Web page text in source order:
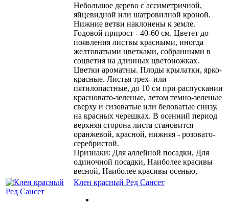
Небольшое дерево с ассиметричной,
яйцевидной или шатровилной кроной.
Нижние ветви наклонены к земле.
Годовой прирост - 40-60 см. Цветет до
появления листвы красными, иногда
желтоватыми цветками, собранными в
соцветия на длинных цветоножках.
Цветки ароматны. Плоды крылатки, ярко-
красные. Листья трех- или
пятилопастные, до 10 см при распускании
красновато-зеленые, летом темно-зеленые
сверху и сизоватые или беловатые снизу,
на красных черешках. В осенний период
верхняя сторона листа становится
оранжевой, красной, нижняя - розовато-
серебристой.
Признаки: Для аллейной посадки, Для
одиночной посадки, Наиболее красивы
весной, Наиболее красивы осенью,
Клен красный Ред Сансет